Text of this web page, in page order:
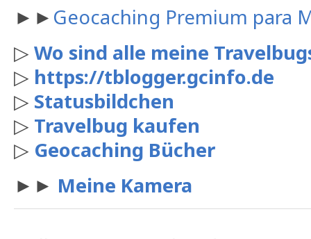
►► Geocaching Premium para
▷ Wo sind alle meine
▷ https://tblogger.gcinfo.de
▷ Statusbildchen
▷ Travelbug kaufen
▷ Geocaching Bücher
►► Meine Kamera